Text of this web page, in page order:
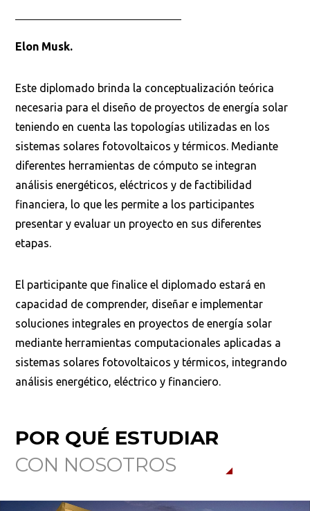
Elon Musk.
Este diplomado brinda la conceptualización teórica
necesaria para el diseño de proyectos de energía solar
teniendo en cuenta las topologías utilizadas en los
sistemas solares fotovoltaicos y térmicos. Mediante
diferentes herramientas de cómputo se integran
análisis energéticos, eléctricos y de factibilidad
financiera, lo que les permite a los participantes
presentar y evaluar un proyecto en sus diferentes
etapas.
El participante que finalice el diplomado estará en
capacidad de comprender, diseñar e implementar
soluciones integrales en proyectos de energía solar
mediante herramientas computacionales aplicadas a
sistemas solares fotovoltaicos y térmicos, integrando
análisis energético, eléctrico y financiero.
POR QUÉ ESTUDIAR
CON NOSOTROS